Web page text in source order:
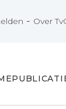
- Over